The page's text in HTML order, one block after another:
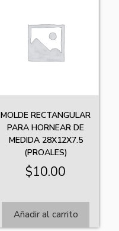
MOLDE RECTANGULAR
PARA HORNEAR DE
MEDIDA 28X12X7.5
(PROALES)
$10.00
Añadir al carrito